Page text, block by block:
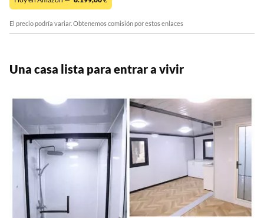
El precio podría variar. Obtenemos comisión por estos enlaces
Una casa lista para entrar a vivir